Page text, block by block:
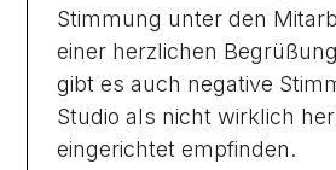
Stimmung unter den
einer herzlichen
gibt es auch negative
Studio als nicht wirklich
eingerichtet empfinden.